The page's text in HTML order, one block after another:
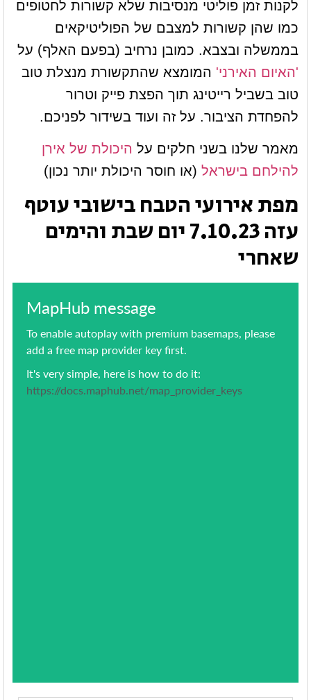
לקנות זמן פוליטי מנסיבות שלא קשורות לחטופים
כמו שהן קשורות למצבם של הפוליטיקאים
בממשלה ובצבא. כמובן נרחיב (בפעם האלף) על
'האיום האירני' המומצא שהתקשורת מנצלת טוב
טוב בשביל רייטינג תוך הפצת פייק וטרור
להפחדת הציבור. על זה ועוד בשידור לפניכם.
מאמר שלנו בשני חלקים על היכולת של אירן
להילחם בישראל (או חוסר היכולת יותר נכון)
מפת אירועי הטבח בישובי עוטף
עזה 7.10.23 יום שבת והימים
שאחרי